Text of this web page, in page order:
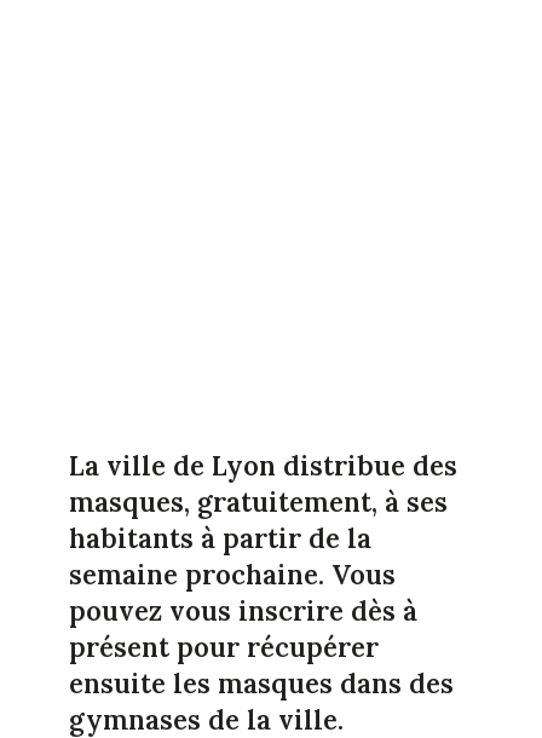
La ville de Lyon distribue des
masques, gratuitement, à ses
habitants à partir de la
semaine prochaine. Vous
pouvez vous inscrire dès à
présent pour récupérer
ensuite les masques dans des
gymnases de la ville.